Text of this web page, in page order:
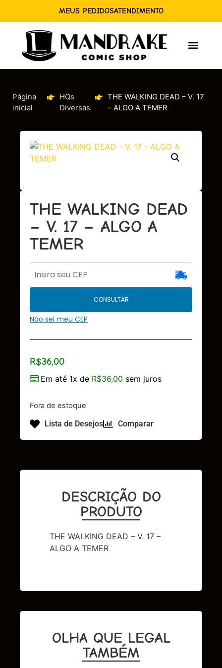
MEUS PEDIDOSATENDIMENTO
Página
inicial
HQs
Diversas
THE WALKING DEAD – V. 17
– ALGO A TEMER
THE WALKING DEAD
– V. 17 – ALGO A
TEMER
CONSULTAR
Não sei meu CEP
R$36,00
Em até 1x de R$36,00 sem juros
Fora de estoque
Lista de Desejos Comparar
DESCRIÇÃO DO
PRODUTO
THE WALKING DEAD – V. 17 –
ALGO A TEMER
OLHA QUE LEGAL
TAMBÉM